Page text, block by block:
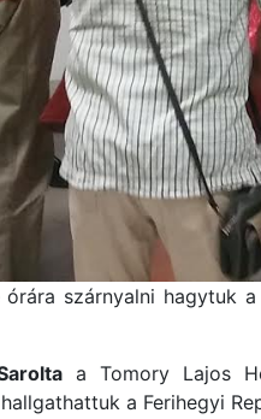
szárnyalni hagytuk
a Tomory Lajos
a Ferihegyi